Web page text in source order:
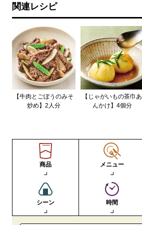
関連レシピ
【牛肉とごぼうのみそ
炒め】2人分
【じゃがいもの茶巾あ
んかけ】4個分
商品 メニュー
シーン 時間